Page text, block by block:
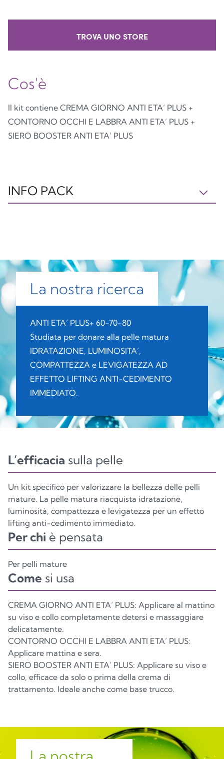
TROVA UNO STORE
Cos'è
Il kit contiene CREMA GIORNO ANTI ETA’ PLUS +
CONTORNO OCCHI E LABBRA ANTI ETA’ PLUS +
SIERO BOOSTER ANTI ETA’ PLUS
INFO PACK
Carta Plastica Plastica
VASO
Vetro
ASTUCCIO
Carta Plastica
TAPPO
PP5
Plastica
FLACONE
GL70
Vetro
CONTAGOCCE
C/PP95
Indifferenziata
ASTUCCIO
PAP21
Carta
ASTUCCIO KIT
La nostra ricerca
ANTI ETA’ PLUS+ 60-70-80
Studiata per donare alla pelle matura
IDRATAZIONE, LUMINOSITA’,
COMPATTEZZA e LEVIGATEZZA AD
EFFETTO LIFTING ANTI-CEDIMENTO
IMMEDIATO.
L’efficacia sulla pelle
Un kit specifico per valorizzare la bellezza delle pelli
mature. La pelle matura riacquista idratazione,
luminosità, compattezza e levigatezza per un effetto
lifting anti-cedimento immediato.
Per chi è pensata
Per pelli mature
Come si usa
CREMA GIORNO ANTI ETA’ PLUS: Applicare al mattino
su viso e collo completamente detersi e massaggiare
delicatamente.
CONTORNO OCCHI E LABBRA ANTI ETA’ PLUS:
Applicare mattina e sera.
SIERO BOOSTER ANTI ETA’ PLUS: Applicare su viso e
collo, efficace da solo o prima della crema di
trattamento. Ideale anche come base trucco.